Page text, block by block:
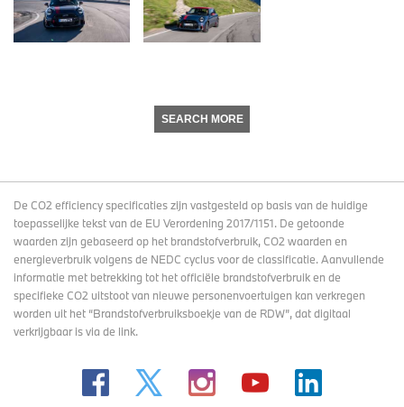
SEARCH MORE
De CO2 efficiency specificaties zijn vastgesteld op basis van de huidige
toepasselijke tekst van de EU Verordening 2017/1151. De getoonde
waarden zijn gebaseerd op het brandstofverbruik, CO2 waarden en
energieverbruik volgens de NEDC cyclus voor de classificatie. Aanvullende
informatie met betrekking tot het officiële brandstofverbruik en de
specifieke CO2 uitstoot van nieuwe personenvoertuigen kan verkregen
worden uit het “Brandstofverbruiksboekje van de RDW”, dat digitaal
verkrijgbaaris via de link.